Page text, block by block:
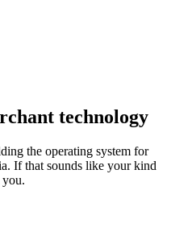
technology
the operating system for
If that sounds like your kind